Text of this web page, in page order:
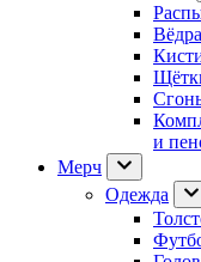
и
Мерч
Одежда